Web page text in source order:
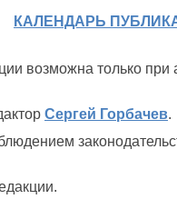
КАЛЕНДАРЬ
возможна только при
Сергей Горбачев.